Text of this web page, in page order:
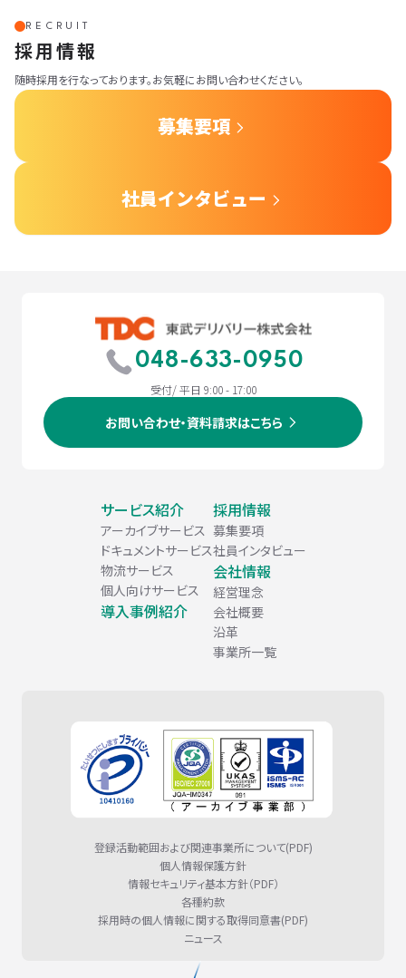
RECRUIT
採用情報
随時採用を行なっております。お気軽にお問い合わせください。
募集要項
社員インタビュー
048-633-0950
受付/ 平日 9:00 - 17:00
お問い合わせ・資料請求はこちら
サービス紹介
アーカイブサービス
ドキュメントサービス
物流サービス
個人向けサービス
導入事例紹介
採用情報
募集要項
社員インタビュー
会社情報
経営理念
会社概要
沿革
事業所一覧
登録活動範囲および関連事業所について(PDF)
個人情報保護方針
情報セキュリティ基本方針（PDF）
各種約款
採用時の個人情報に関する取得同意書(PDF)
ニュース